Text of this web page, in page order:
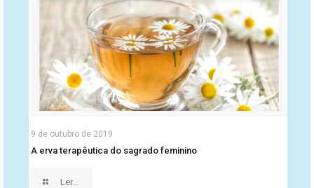
9 de outubro de 2019
A erva terapêutica do sagrado feminino
Ler...